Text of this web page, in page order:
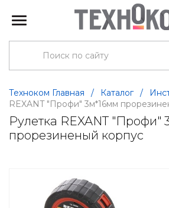
Техноком Главная / Каталог /
REXANT "Профи" 3м*16мм
Рулетка REXANT "Профи"
прорезиненый корпус